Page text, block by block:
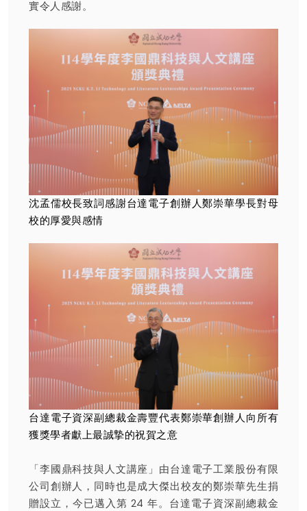
實令人感謝。
沈孟儒校長致詞感謝台達電子創辦人鄭崇華學長對母
校的厚愛與感情
台達電子資深副總裁金壽豐代表鄭崇華創辦人向所有
獲獎學者獻上最誠摯的祝賀之意
「李國鼎科技與人文講座」由台達電子工業股份有限
公司創辦人，同時也是成大傑出校友的鄭崇華先生捐
贈設立，今已邁入第 24 年。台達電子資深副總裁金